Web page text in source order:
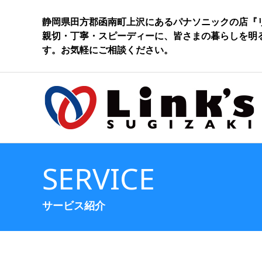
静岡県田方郡函南町上沢にあるパナソニックの店『
親切・丁寧・スピーディーに、皆さまの暮らしを明
す。お気軽にご相談ください。
SERVICE
サービス紹介